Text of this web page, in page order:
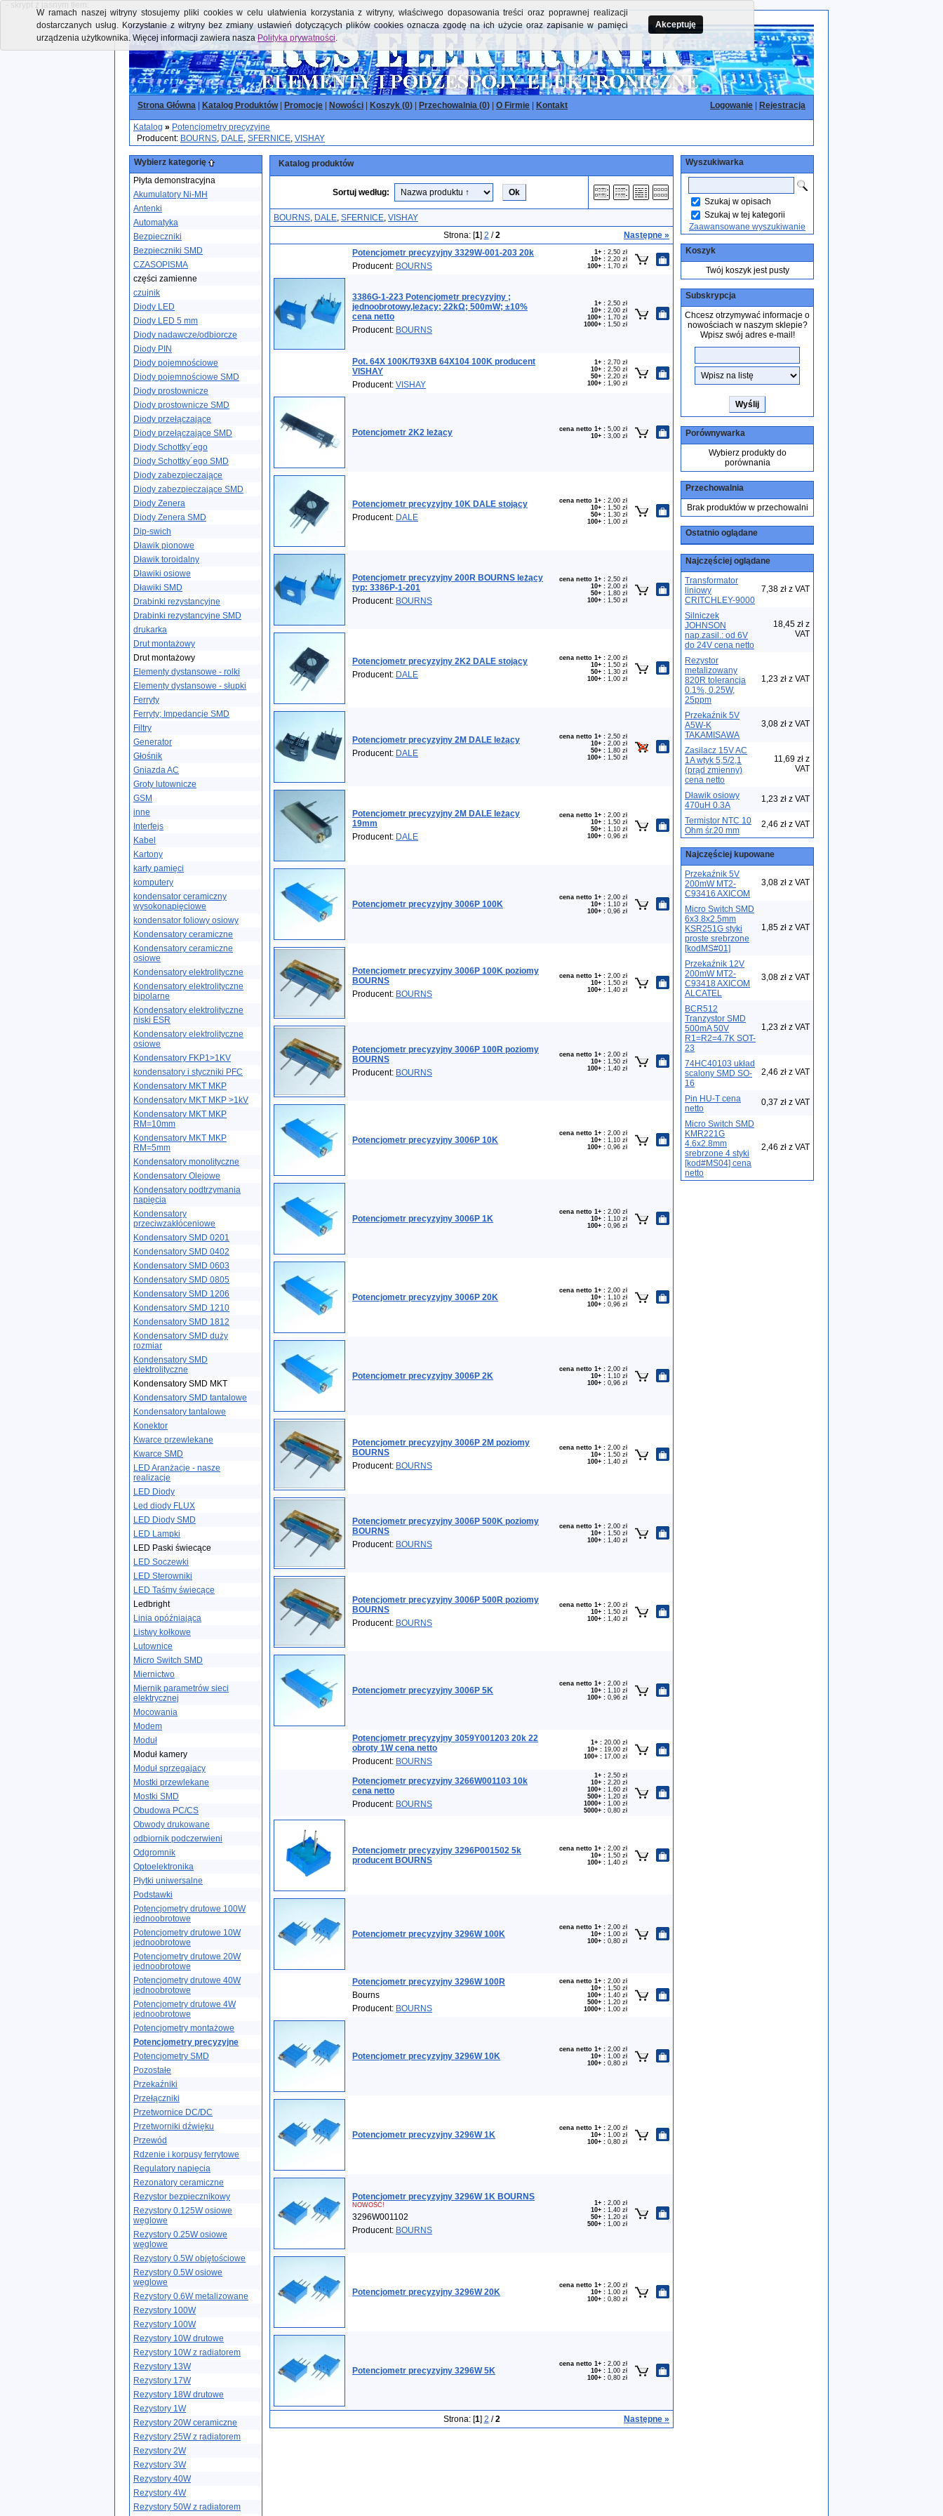
- skrypt z jasnym tłem:
Strona Główna Katalog Produktów| Promocje Nowości Koszyk (0) Przechowalnia (0) O Firmie Kontakt Logowanie Rejestracja
Katalog » Potencjometry precyzyjne
Producent: BOURNS, DALE, SFERNICE, VISHAY
Wybierz kategorię
Płyta demonstracyjna
Akumulatory Ni-MH
Antenki
Automatyka
Bezpieczniki
Bezpieczniki SMD
CZASOPISMA
części zamienne
czujnik
Diody LED
Diody LED 5 mm
Diody nadawcze/odbiorcze
Diody PIN
Diody pojemnościowe
Diody pojemnościowe SMD
Diody prostownicze
Diody prostownicze SMD
Diody przełączające
Diody przełączające SMD
Diody Schottky´ego
Diody Schottky´ego SMD
Diody zabezpieczające
Diody zabezpieczające SMD
Diody Zenera
Diody Zenera SMD
Dip-swich
Dławik pionowe
Dławik toroidalny
Dławiki osiowe
Dławiki SMD
Drabinki rezystancyjne
Drabinki rezystancyjne SMD
drukarka
Drut montażowy
Drut montażowy
Elementy dystansowe - rolki
Elementy dystansowe - słupki
Ferryty
Ferryty; Impedancje SMD
Filtry
Generator
Głośnik
Gniazda AC
Groty lutownicze
GSM
inne
Interfejs
Kabel
Kartony
karty pamięci
komputery
kondensator ceramiczny
wysokonapięciowe
kondensator foliowy osiowy
Kondensatory ceramiczne
Kondensatory ceramiczne
osiowe
Kondensatory elektrolityczne
Kondensatory elektrolityczne
bipolarne
Kondensatory elektrolityczne
niski ESR
Kondensatory elektrolityczne
osiowe
Kondensatory FKP1>1KV
kondensatory i styczniki PFC
Kondensatory MKT MKP
Kondensatory MKT MKP >1kV
Kondensatory MKT MKP
RM=10mm
Kondensatory MKT MKP
RM=5mm
Kondensatory monolityczne
Kondensatory Olejowe
Kondensatory podtrzymania
napięcia
Kondensatory
przeciwzakłóceniowe
Kondensatory SMD 0201
Kondensatory SMD 0402
Kondensatory SMD 0603
Kondensatory SMD 0805
Kondensatory SMD 1206
Kondensatory SMD 1210
Kondensatory SMD 1812
Kondensatory SMD duży
rozmiar
Kondensatory SMD
elektrolityczne
Kondensatory SMD MKT
Kondensatory SMD tantalowe
Kondensatory tantalowe
Konektor
Kwarce przewlekane
Kwarce SMD
LED Aranżacje - nasze
realizacje
LED Diody
Led diody FLUX
LED Diody SMD
LED Lampki
LED Paski świecące
LED Soczewki
LED Sterowniki
LED Taśmy świecące
Ledbright
Linia opóźniająca
Listwy kołkowe
Lutownice
Micro Switch SMD
Miernictwo
Miernik parametrów sieci
elektrycznej
Mocowania
Modem
Moduł
Moduł kamery
Moduł sprzegajacy
Mostki przewlekane
Mostki SMD
Obudowa PC/CS
Obwody drukowane
odbiornik podczerwieni
Odgromnik
Optoelektronika
Płytki uniwersalne
Podstawki
Potencjometry drutowe 100W
jednoobrotowe
Potencjometry drutowe 10W
jednoobrotowe
Potencjometry drutowe 20W
jednoobrotowe
Potencjometry drutowe 40W
jednoobrotowe
Potencjometry drutowe 4W
jednoobrotowe
Potencjometry montażowe
Potencjometry precyzyjne
Potencjometry SMD
Pozostałe
Przekaźniki
Przełączniki
Przetwornice DC/DC
Przetworniki dźwięku
Przewód
Rdzenie i korpusy ferrytowe
Regulatory napięcia
Rezonatory ceramiczne
Rezystor bezpiecznikowy
Rezystory 0.125W osiowe
węglowe
Rezystory 0.25W osiowe
węglowe
Rezystory 0.5W objętościowe
Rezystory 0.5W osiowe
węglowe
Rezystory 0.6W metalizowane
Rezystory 100W
Rezystory 100W
Rezystory 10W drutowe
Rezystory 10W z radiatorem
Rezystory 13W
Rezystory 17W
Rezystory 18W drutowe
Rezystory 1W
Rezystory 20W ceramiczne
Rezystory 25W z radiatorem
Rezystory 2W
Rezystory 3W
Rezystory 40W
Rezystory 4W
Rezystory 50W z radiatorem
Katalog produktów
Sortuj według:
BOURNS, DALE, SFERNICE, VISHAY
Strona: [1] 2 /2
Następne »
Potencjometr precyzyjny 3329W-001-203 20k
Producent: BOURNS
1+ : 2,50 zł
10+ : 2,20 zł
100+ : 1,70 zł
3386G-1-223 Potencjometr precyzyjny ;
jednoobrotowy,leżący; 22kΩ; 500mW; ±10%
cena netto
Producent: BOURNS
1+ : 2,50 zł
10+ : 2,00 zł
100+ : 1,70 zł
1000+ : 1,50 zł
Pot. 64X 100K/T93XB 64X104 100K producent
VISHAY
Producent: VISHAY
1+ : 2,70 zł
10+ : 2,50 zł
50+ : 2,20 zł
100+ : 1,90 zł
Potencjometr 2K2 leżący cena netto 1+ : 5,00 zł
10+ : 3,00 zł
Potencjometr precyzyjny 10K DALE stojący
Producent: DALE
cena netto 1+ : 2,00 zł
10+ : 1,50 zł
50+ : 1,30 zł
100+ : 1,00 zł
Potencjometr precyzyjny 200R BOURNS leżący
typ: 3386P-1-201
Producent: BOURNS
cena netto 1+ : 2,50 zł
10+ : 2,00 zł
50+ : 1,80 zł
100+ : 1,50 zł
Potencjometr precyzyjny 2K2 DALE stojący
Producent: DALE
cena netto 1+ : 2,00 zł
10+ : 1,50 zł
50+ : 1,30 zł
100+ : 1,00 zł
Potencjometr precyzyjny 2M DALE leżący
Producent: DALE
cena netto 1+ : 2,50 zł
10+ : 2,00 zł
50+ : 1,80 zł
100+ : 1,50 zł
Potencjometr precyzyjny 2M DALE leżący
19mm
Producent: DALE
cena netto 1+ : 2,00 zł
10+ : 1,50 zł
50+ : 1,10 zł
100+ : 0,96 zł
Potencjometr precyzyjny 3006P 100K
cena netto 1+ : 2,00 zł
10+ : 1,10 zł
100+ : 0,96 zł
Potencjometr precyzyjny 3006P 100K poziomy
BOURNS
Producent: BOURNS
cena netto 1+ : 2,00 zł
10+ : 1,50 zł
100+ : 1,40 zł
Potencjometr precyzyjny 3006P 100R poziomy
BOURNS
Producent: BOURNS
cena netto 1+ : 2,00 zł
10+ : 1,50 zł
100+ : 1,40 zł
Potencjometr precyzyjny 3006P 10K
cena netto 1+ : 2,00 zł
10+ : 1,10 zł
100+ : 0,96 zł
Potencjometr precyzyjny 3006P 1K
cena netto 1+ : 2,00 zł
10+ : 1,10 zł
100+ : 0,96 zł
Potencjometr precyzyjny 3006P 20K
cena netto 1+ : 2,00 zł
10+ : 1,10 zł
100+ : 0,96 zł
Potencjometr precyzyjny 3006P 2K
cena netto 1+ : 2,00 zł
10+ : 1,10 zł
100+ : 0,96 zł
Potencjometr precyzyjny 3006P 2M poziomy
BOURNS
Producent: BOURNS
cena netto 1+ : 2,00 zł
10+ : 1,50 zł
100+ : 1,40 zł
Potencjometr precyzyjny 3006P 500K poziomy
BOURNS
Producent: BOURNS
cena netto 1+ : 2,00 zł
10+ : 1,50 zł
100+ : 1,40 zł
Potencjometr precyzyjny 3006P 500R poziomy
BOURNS
Producent: BOURNS
cena netto 1+ : 2,00 zł
10+ : 1,50 zł
100+ : 1,40 zł
Potencjometr precyzyjny 3006P 5K
cena netto 1+ : 2,00 zł
10+ : 1,10 zł
100+ : 0,96 zł
Potencjometr precyzyjny 3059Y001203 20k 22
obroty 1W cena netto
Producent: BOURNS
1+ : 20,00 zł
10+ : 19,00 zł
100+ : 17,00 zł
Potencjometr precyzyjny 3266W001103 10k
cena netto
Producent: BOURNS
1+ : 2,50 zł
10+ : 2,20 zł
100+ : 1,60 zł
500+ : 1,20 zł
1000+ : 1,00 zł
5000+ : 0,80 zł
Potencjometr precyzyjny 3296P001502 5k
producent BOURNS
cena netto 1+ : 2,00 zł
10+ : 1,50 zł
100+ : 1,40 zł
Potencjometr precyzyjny 3296W 100K
cena netto 1+ : 2,00 zł
10+ : 1,00 zł
100+ : 0,80 zł
Potencjometr precyzyjny 3296W 100R
Bourns
Producent: BOURNS
cena netto 1+ : 2,00 zł
10+ : 1,50 zł
100+ : 1,40 zł
500+ : 1,20 zł
1000+ : 1,00 zł
Potencjometr precyzyjny 3296W 10K
cena netto 1+ : 2,00 zł
10+ : 1,00 zł
100+ : 0,80 zł
Potencjometr precyzyjny 3296W 1K
cena netto 1+ : 2,00 zł
10+ : 1,00 zł
100+ : 0,80 zł
Potencjometr precyzyjny 3296W 1K BOURNS
NOWOŚĆ!
3296W001102
Producent: BOURNS
1+ : 2,00 zł
10+ : 1,40 zł
50+ : 1,20 zł
500+ : 1,00 zł
Potencjometr precyzyjny 3296W 20K
cena netto 1+ : 2,00 zł
10+ : 1,00 zł
100+ : 0,80 zł
Potencjometr precyzyjny 3296W 5K
cena netto 1+ : 2,00 zł
10+ : 1,00 zł
100+ : 0,80 zł
Strona: [1] 2 /2 Następne »
Wyszukiwarka
Szukaj w opisach
Szukaj w tej kategorii
Zaawansowane wyszukiwanie
Koszyk
Twój koszyk jest pusty
Subskrypcja
Chcesz otrzymywać informacje o
nowościach w naszym sklepie?
Wpisz swój adres e-mail!
Porównywarka
Wybierz produkty do
porównania
Przechowalnia
Brak produktów w przechowalni
Ostatnio oglądane
Najczęściej oglądane
Transformator
liniowy
CRITCHLEY-9000
7,38 zł z VAT
Silniczek
JOHNSON
nap.zasil.: od 6V
do 24V cena netto
18,45 zł z
VAT
Rezystor
metalizowany
820R tolerancja
0.1%, 0.25W,
25ppm
1,23 zł z VAT
Przekaźnik 5V
A5W-K
TAKAMISAWA
3,08 zł z VAT
Zasilacz 15V AC
1A wtyk 5,5/2,1
(prąd zmienny)
cena netto
11,69 zł z
VAT
Dławik osiowy
470uH 0.3A
1,23 zł z VAT
Termistor NTC 10
Ohm śr.20 mm
2,46 zł z VAT
Najczęściej kupowane
Przekaźnik 5V
200mW MT2-
C93416 AXICOM
3,08 zł z VAT
Micro Switch SMD
6x3.8x2.5mm
KSR251G styki
proste srebrzone
[kodMS#01]
1,85 zł z VAT
Przekaźnik 12V
200mW MT2-
C93418 AXICOM
ALCATEL
3,08 zł z VAT
BCR512
Tranzystor SMD
500mA 50V
R1=R2=4.7K SOT-
23
1,23 zł z VAT
74HC40103 układ
scalony SMD SO-
16
2,46 zł z VAT
Pin HU-T cena
netto
0,37 zł z VAT
Micro Switch SMD
KMR221G
4.6x2.8mm
srebrzone 4 styki
[kod#MS04] cena
netto
2,46 zł z VAT
W ramach naszej witryny stosujemy pliki cookies w celu ułatwienia korzystania z witryny, właściwego dopasowania treści oraz poprawnej realizacji
dostarczanych usług. Korzystanie z witryny bez zmiany ustawień dotyczących plików cookies oznacza zgodę na ich użycie oraz zapisanie w pamięci
urządzenia użytkownika. Więcej informacji zawiera nasza Polityka prywatności.
Akceptuję